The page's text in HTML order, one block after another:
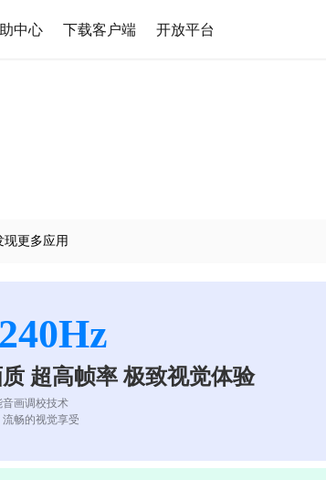
中心 下载客户端 开放平台
更多应用
超高帧率 极致视觉体验
画调校技术
畅的视觉享受